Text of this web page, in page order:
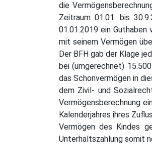
die
Zeitraum 01.01. bis
01.01.2019 ein Guthaben
mit seinem Vermögen
Der BFH gab der Klage
bei (umgerechnet)
das Schonvermögen in
dem Zivil- und
Vermögensberechnung
Kalenderjahres ihres
Vermögen des Kindes
Unterhaltszahlung somit